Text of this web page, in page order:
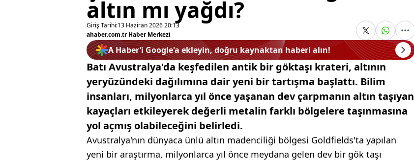
altın mı yağdı?
Giriş Tarihi:13 Haziran 2026 20:13
ahaber.com.tr Haber Merkezi
A Haber’i Google'a ekleyin, doğru kaynaktan haberi alın!
Batı Avustralya'da keşfedilen antik bir göktaşı krateri, altının
yeryüzündeki dağılımına dair yeni bir tartışma başlattı. Bilim
insanları, milyonlarca yıl önce yaşanan dev çarpmanın altın taşıyan
kayaçları etkileyerek değerli metalin farklı bölgelere taşınmasına
yol açmış olabileceğini belirledi.
Avustralya'nın dünyaca ünlü altın madenciliği bölgesi Goldfields'ta yapılan
yeni bir araştırma, milyonlarca yıl önce meydana gelen dev bir gök taşı